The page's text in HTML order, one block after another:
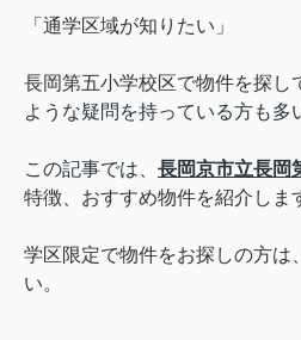
「通学区域が知りたい」
長岡第五小学校区で物件を探し
ような疑問を持っている方も多
この記事では、 長岡京市立長岡
特徴、おすすめ物件を紹介しま
学区限定で物件をお探しの方は
い。